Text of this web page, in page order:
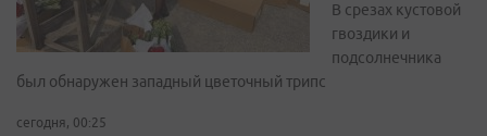
В срезах кустовой
гвоздики и
подсолнечника
был обнаружен западный цветочный трипс
сегодня, 00:25